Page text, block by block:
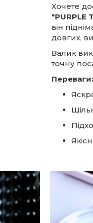
Хочете
"PURPLE
він
довгих,
Валик
точну
Переваги: